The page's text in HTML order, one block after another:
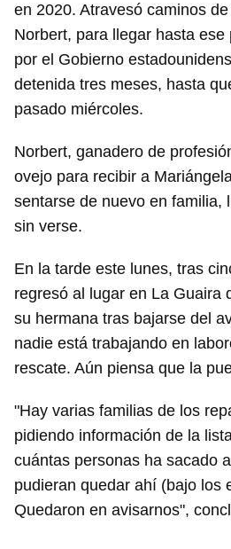
Para poder guardar como
iniciar sesión con tu cuenta de
INICIAR SESIÓN
en 2020. Atravesó caminos
Norbert, para llegar hasta
por el Gobierno
detenida tres meses, hasta
pasado miércoles.
Norbert, ganadero de
ovejo para recibir a
sentarse de nuevo en familia,
sin verse.
En la tarde este lunes, tras
regresó al lugar en La Guaira
su hermana tras bajarse del
nadie está trabajando en
rescate. Aún piensa que la
"Hay varias familias de los
pidiendo información de la
cuántas personas ha sacado
pudieran quedar ahí (bajo los
Quedaron en avisarnos",